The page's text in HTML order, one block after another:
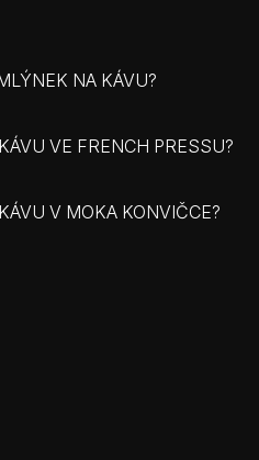
NA KÁVU?
VE FRENCH PRESSU?
V MOKA KONVIČCE?